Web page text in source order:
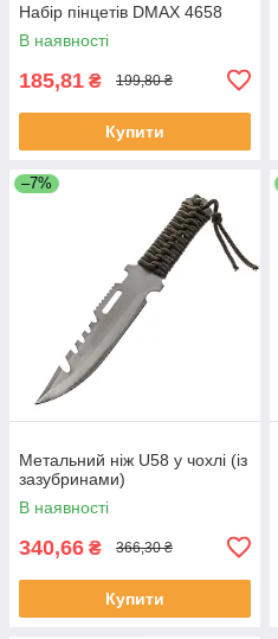
Набір пінцетів DMAX 4658
В наявності
185,81 ₴ 199,80 ₴
Купити
–7%
Метальний ніж U58 у чохлі (із
зазубринами)
В наявності
340,66 ₴ 366,30 ₴
Купити